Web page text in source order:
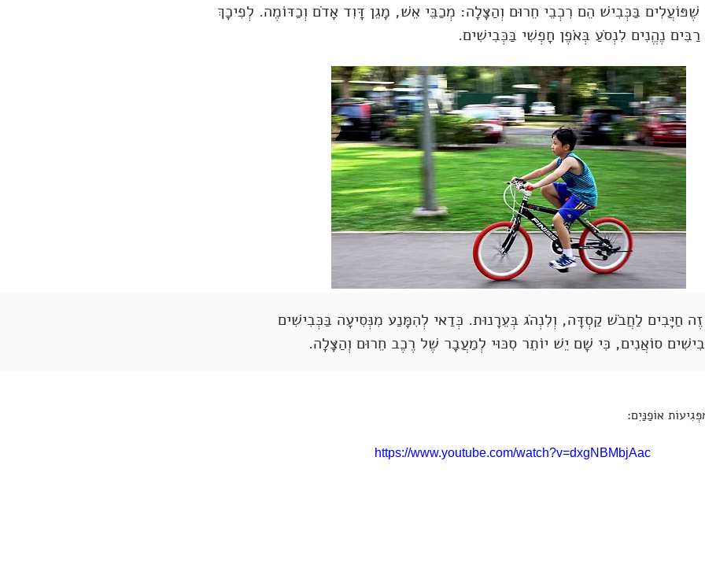
שֶׁפּוֹעֲלִים בַּכְּבִישׁ הֵם רִכְבֵי חֵרוּם וְהַצָּלָה: מְכַבֵּי אֵשׁ, מָגֵן דָּוִד אָדֹם וְכַדּוֹמֶה. לְפִיכָךְ
נֶהֱנִים לִנְסֹעַ בְּאֹפֶן חָפְשִׁי בַּכְּבִישִׁים.
חַיָּבִים לַחֲבֹשׁ קַסְדָּה, וְלִנְהֹג בְּעֵרָנוּת. כְּדַאי לְהִמָּנַע מִנְּסִיעָה בַּכְּבִישִׁים
סוֹאֲנִים, כִּי שָׁם יֵשׁ יוֹתֵר סִכּוּי לְמַעֲבָר שֶׁל רֶכֶב חֵרוּם וְהַצָּלָה.
אוֹפַנַּיִם:
https://www.youtube.com/watch?v=dxgNBMbjAac